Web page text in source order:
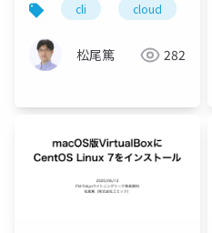
cli cloud
松尾篤 282